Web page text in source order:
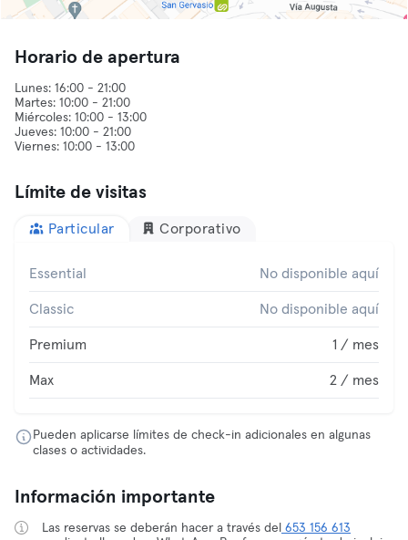
Horario de apertura
Lunes: 16:00 - 21:00
Martes: 10:00 - 21:00
Miércoles: 10:00 - 13:00
Jueves: 10:00 - 21:00
Límite de visitas
Particular Corporativo
Essential No disponible aquí
Classic No disponible aquí
Premium 1 / mes
Max 2 / mes
Pueden aplicarse límites de check-in adicionales en algunas
clases o actividades.
Información importante
Las reservas se deberán hacer a través del 653 156 613